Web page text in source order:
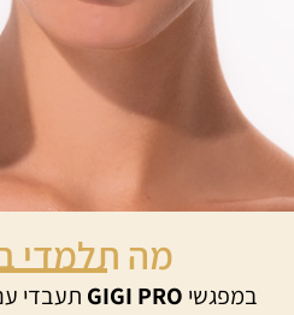
מה תלמדי
במפגשי GIGI PRO תעבדי